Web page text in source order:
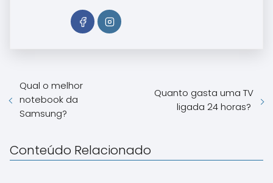
Qual o melhor
notebook da
Samsung?
Quanto gasta uma TV
ligada 24 horas?
Conteúdo Relacionado